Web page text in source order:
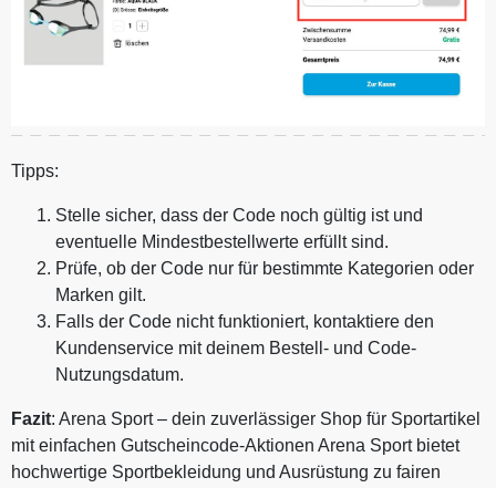
Tipps:
Stelle sicher, dass der Code noch gültig ist und
eventuelle Mindestbestellwerte erfüllt sind.
Prüfe, ob der Code nur für bestimmte Kategorien oder
Marken gilt.
Falls der Code nicht funktioniert, kontaktiere den
Kundenservice mit deinem Bestell- und Code-
Nutzungsdatum.
Fazit: Arena Sport – dein zuverlässiger Shop für Sportartikel
mit einfachen Gutscheincode-Aktionen Arena Sport bietet
hochwertige Sportbekleidung und Ausrüstung zu fairen